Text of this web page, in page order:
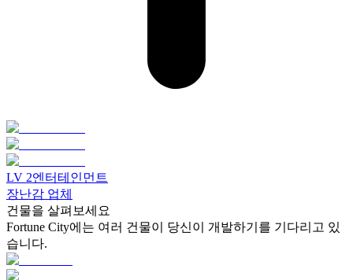
LV 2엔터테인먼트
장난감 업체
건물을 살펴보세요
Fortune City에는 여러 건물이 당신이 개발하기를 기다리고 있
습니다.